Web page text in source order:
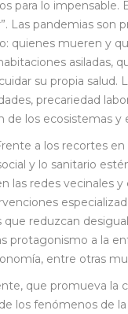
para lo impensable.
Las pandemias
quienes mueren y
asiladas,
su propia salud.
precariedad
de los ecosistemas
a los recortes
y lo sanitario
las redes vecinales
que reduzcan
protagonismo a la
entre otras
que promueva la
los fenómenos de